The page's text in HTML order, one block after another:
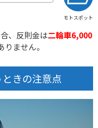
モトスポット
、反則金は二輪車6,000
ません。
きの注意点